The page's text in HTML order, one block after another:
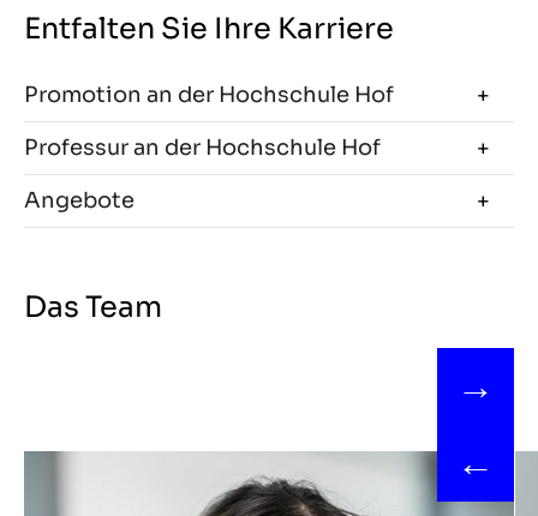
Entfalten Sie Ihre Karriere
Promotion an der Hochschule Hof
Professur an der Hochschule Hof
Angebote
Das Team
→
←